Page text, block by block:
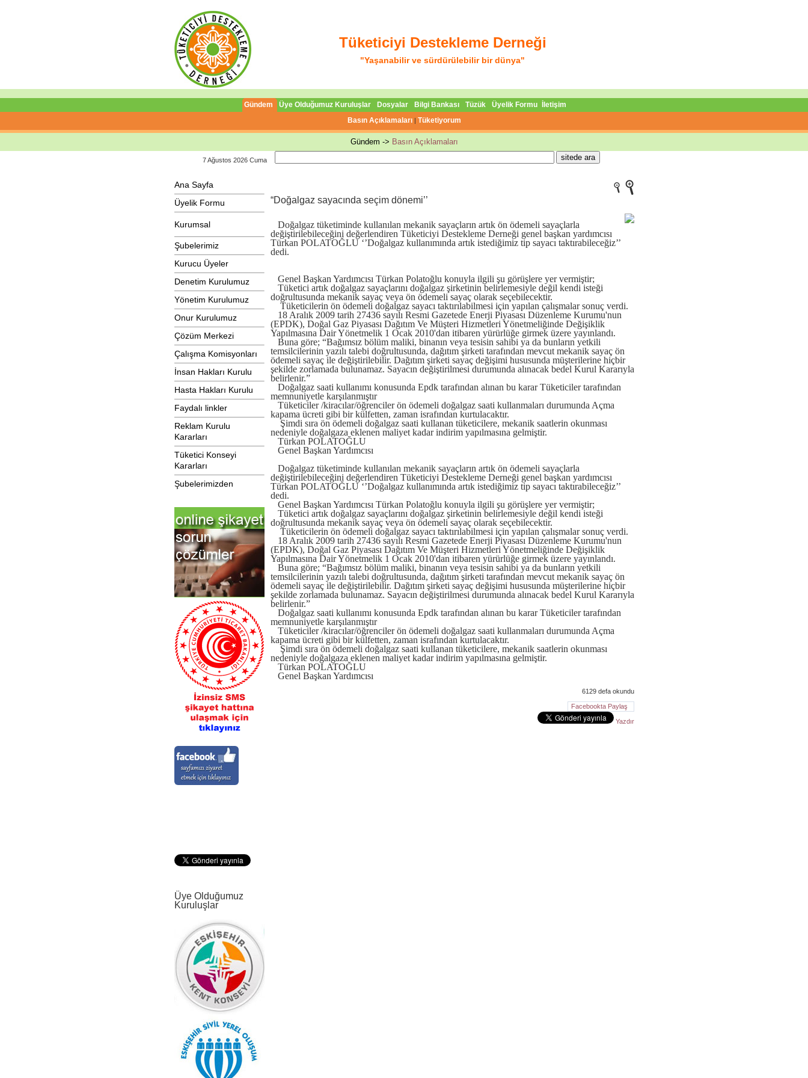
Tüketiciyi Destekleme Derneği
"Yaşanabilir ve sürdürülebilir bir dünya"
Gündem Üye Olduğumuz Kuruluşlar Dosyalar Bilgi Bankası Tüzük Üyelik Formu
İletişim
Basın Açıklamaları| Tüketiyorum
Gündem -> Basın Açıklamaları
7 Ağustos 2026 Cuma
Ana Sayfa
Üyelik Formu
Kurumsal
Şubelerimiz
Kurucu Üyeler
Denetim Kurulumuz
Yönetim Kurulumuz
Onur Kurulumuz
Çözüm Merkezi
Çalışma Komisyonları
İnsan Hakları Kurulu
Hasta Hakları Kurulu
Faydalı linkler
Reklam Kurulu
Kararları
Tüketici Konseyi
Kararları
Şubelerimizden
Üye Olduğumuz
Kuruluşlar
“Doğalgaz sayacında seçim dönemi’’
Doğalgaz tüketiminde kullanılan mekanik sayaçların artık ön ödemeli sayaçlarla
değiştirilebileceğini değerlendiren Tüketiciyi Destekleme Derneği genel başkan yardımcısı
Türkan POLATOĞLU ‘’Doğalgaz kullanımında artık istediğimiz tip sayacı taktırabileceğiz’’
dedi.
Genel Başkan Yardımcısı Türkan Polatoğlu konuyla ilgili şu görüşlere yer vermiştir;
Tüketici artık doğalgaz sayaçlarını doğalgaz şirketinin belirlemesiyle değil kendi isteği
doğrultusunda mekanik sayaç veya ön ödemeli sayaç olarak seçebilecektir.
Tüketicilerin ön ödemeli doğalgaz sayacı taktırılabilmesi için yapılan çalışmalar sonuç verdi.
18 Aralık 2009 tarih 27436 sayılı Resmi Gazetede Enerji Piyasası Düzenleme Kurumu'nun
(EPDK), Doğal Gaz Piyasası Dağıtım Ve Müşteri Hizmetleri Yönetmeliğinde Değişiklik
Yapılmasına Dair Yönetmelik 1 Ocak 2010'dan itibaren yürürlüğe girmek üzere yayınlandı.
Buna göre; “Bağımsız bölüm maliki, binanın veya tesisin sahibi ya da bunların yetkili
temsilcilerinin yazılı talebi doğrultusunda, dağıtım şirketi tarafından mevcut mekanik sayaç ön
ödemeli sayaç ile değiştirilebilir. Dağıtım şirketi sayaç değişimi hususunda müşterilerine hiçbir
şekilde zorlamada bulunamaz. Sayacın değiştirilmesi durumunda alınacak bedel Kurul Kararıyla
belirlenir.”
Doğalgaz saati kullanımı konusunda Epdk tarafından alınan bu karar Tüketiciler tarafından
memnuniyetle karşılanmıştır
Tüketiciler /kiracılar/öğrenciler ön ödemeli doğalgaz saati kullanmaları durumunda Açma
kapama ücreti gibi bir külfetten, zaman israfından kurtulacaktır.
Şimdi sıra ön ödemeli doğalgaz saati kullanan tüketicilere, mekanik saatlerin okunması
nedeniyle doğalgaza eklenen maliyet kadar indirim yapılmasına gelmiştir.
Türkan POLATOĞLU
Genel Başkan Yardımcısı
Doğalgaz tüketiminde kullanılan mekanik sayaçların artık ön ödemeli sayaçlarla
değiştirilebileceğini değerlendiren Tüketiciyi Destekleme Derneği genel başkan yardımcısı
Türkan POLATOĞLU ‘’Doğalgaz kullanımında artık istediğimiz tip sayacı taktırabileceğiz’’
dedi.
Genel Başkan Yardımcısı Türkan Polatoğlu konuyla ilgili şu görüşlere yer vermiştir;
Tüketici artık doğalgaz sayaçlarını doğalgaz şirketinin belirlemesiyle değil kendi isteği
doğrultusunda mekanik sayaç veya ön ödemeli sayaç olarak seçebilecektir.
Tüketicilerin ön ödemeli doğalgaz sayacı taktırılabilmesi için yapılan çalışmalar sonuç verdi.
18 Aralık 2009 tarih 27436 sayılı Resmi Gazetede Enerji Piyasası Düzenleme Kurumu'nun
(EPDK), Doğal Gaz Piyasası Dağıtım Ve Müşteri Hizmetleri Yönetmeliğinde Değişiklik
Yapılmasına Dair Yönetmelik 1 Ocak 2010'dan itibaren yürürlüğe girmek üzere yayınlandı.
Buna göre; “Bağımsız bölüm maliki, binanın veya tesisin sahibi ya da bunların yetkili
temsilcilerinin yazılı talebi doğrultusunda, dağıtım şirketi tarafından mevcut mekanik sayaç ön
ödemeli sayaç ile değiştirilebilir. Dağıtım şirketi sayaç değişimi hususunda müşterilerine hiçbir
şekilde zorlamada bulunamaz. Sayacın değiştirilmesi durumunda alınacak bedel Kurul Kararıyla
belirlenir.”
Doğalgaz saati kullanımı konusunda Epdk tarafından alınan bu karar Tüketiciler tarafından
memnuniyetle karşılanmıştır
Tüketiciler /kiracılar/öğrenciler ön ödemeli doğalgaz saati kullanmaları durumunda Açma
kapama ücreti gibi bir külfetten, zaman israfından kurtulacaktır.
Şimdi sıra ön ödemeli doğalgaz saati kullanan tüketicilere, mekanik saatlerin okunması
nedeniyle doğalgaza eklenen maliyet kadar indirim yapılmasına gelmiştir.
Türkan POLATOĞLU
Genel Başkan Yardımcısı
6129 defa okundu
Facebookta Paylaş
Yazdır